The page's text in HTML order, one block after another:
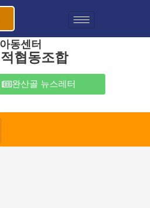
동센터
협동조합
완산골 뉴스레터